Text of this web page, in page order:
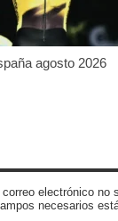
agosto 2026
electrónico no
necesarios